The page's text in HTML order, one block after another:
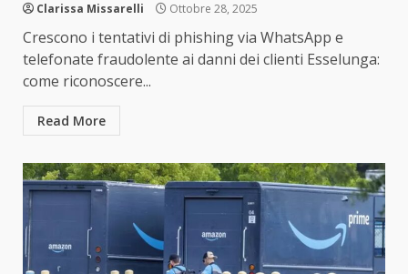
Clarissa Missarelli Ottobre 28, 2025
Crescono i tentativi di phishing via WhatsApp e
telefonate fraudolente ai danni dei clienti Esselunga:
come riconoscere...
Read More